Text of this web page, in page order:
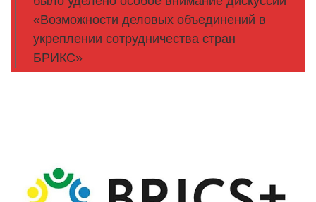
«Возможности деловых объединений в
укреплении сотрудничества стран
БРИКС»